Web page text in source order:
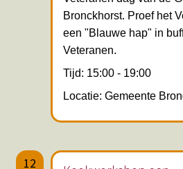
Bronckhorst. Proef het
een "Blauwe hap" in
Veteranen.
Tijd: 15:00 - 19:00
Locatie: Gemeente
12